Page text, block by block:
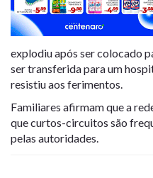
explodiu após ser colocado
ser transferida para um
resistiu aos ferimentos.
Familiares afirmam que a
que curtos-circuitos são
pelas autoridades.